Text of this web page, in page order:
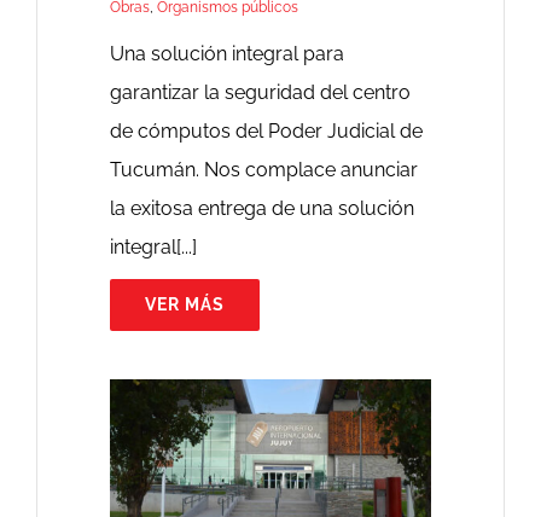
Obras, Organismos públicos
Una solución integral para
garantizar la seguridad del centro
de cómputos del Poder Judicial de
Tucumán. Nos complace anunciar
la exitosa entrega de una solución
integral[...]
VER MÁS